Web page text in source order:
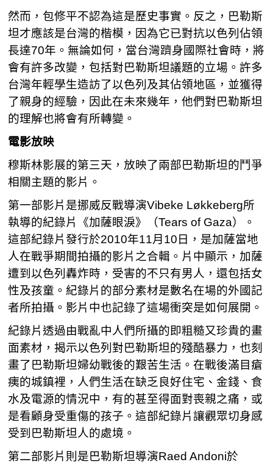
然而，包修平不認為這是歷史事實。反之，巴勒斯
坦才應該是台灣的楷模，因為它已對抗以色列佔領
長達70年。無論如何，當台灣躋身國際社會時，將
會有許多改變，包括對巴勒斯坦議題的立場。許多
台灣年輕學生造訪了以色列及其佔領地區，並獲得
了親身的經驗，因此在未來幾年，他們對巴勒斯坦
的理解也將會有所轉變。
電影放映
穆斯林影展的第三天，放映了兩部巴勒斯坦的鬥爭
相關主題的影片。
第一部影片是挪威反戰導演Vibeke Løkkeberg所
執導的紀錄片《加薩眼淚》（Tears of Gaza）。
這部紀錄片發行於2010年11月10日，是加薩當地
人在戰爭期間拍攝的影片之合輯。片中顯示，加薩
遭到以色列轟炸時，受害的不只有男人，還包括女
性及孩童。紀錄片的部分素材是數名在場的外國記
者所拍攝。影片中也記錄了這場衝突是如何展開。
紀錄片透過由戰亂中人們所攝的即粗糙又珍貴的畫
面素材，揭示以色列對巴勒斯坦的殘酷暴力，也刻
畫了巴勒斯坦婦幼戰後的艱苦生活。在戰後滿目瘡
痍的城鎮裡，人們生活在缺乏良好住宅、金錢、食
水及電源的情況中，有的甚至得面對喪親之痛，或
是看顧身受重傷的孩子。這部紀錄片讓觀眾切身感
受到巴勒斯坦人的處境。
第二部影片則是巴勒斯坦導演Raed Andoni於